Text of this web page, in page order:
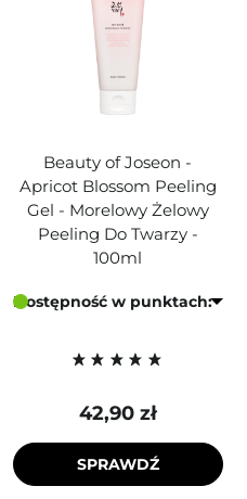
Beauty of Joseon -
Apricot Blossom Peeling
Gel - Morelowy Żelowy
Peeling Do Twarzy -
100ml
Dostępność w punktach:
42,90 zł
SPRAWDŹ